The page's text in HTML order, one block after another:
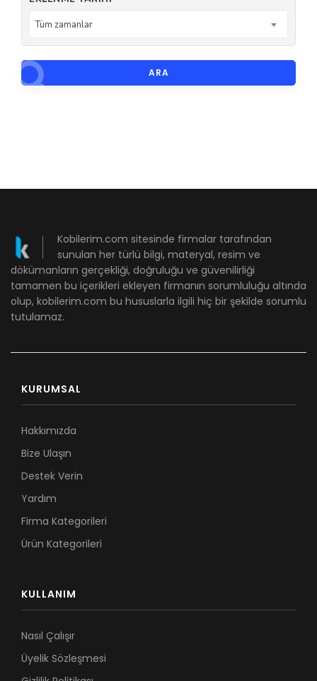
Tüm zamanlar
ARA
Kobilerim.com sitesinde firmalar tarafından
sunulan her türlü bilgi, materyal, resim ve
dökümanların gerçekliği, doğruluğu ve güvenilirliği
tamamen bu içerikleri ekleyen firmanın sorumluluğu altında
olup, kobilerim.com bu hususlarla ilgili hiç bir şekilde sorumlu
tutulamaz.
KURUMSAL
Hakkımızda
Bize Ulaşın
Destek Verin
Yardım
Firma Kategorileri
Ürün Kategorileri
KULLANIM
Nasıl Çalışır
Üyelik Sözleşmesi